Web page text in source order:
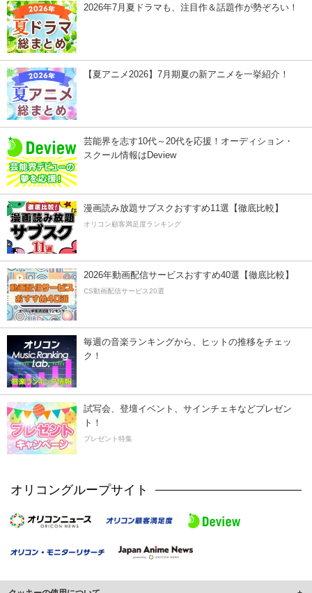
2026年7月夏ドラマも、注目作＆話題作が勢ぞろい！
【夏アニメ2026】7月期夏の新アニメを一挙紹介！
芸能界を志す10代～20代を応援！オーディション・
スクール情報はDeview
漫画読み放題サブスクおすすめ11選【徹底比較】
オリコン顧客満足度ランキング
2026年動画配信サービスおすすめ40選【徹底比較】
CS動画配信サービス20選
毎週の音楽ランキングから、ヒットの推移をチェッ
ク！
試写会、登壇イベント、サインチェキなどプレゼン
ト！
プレゼント特集
オリコングループサイト